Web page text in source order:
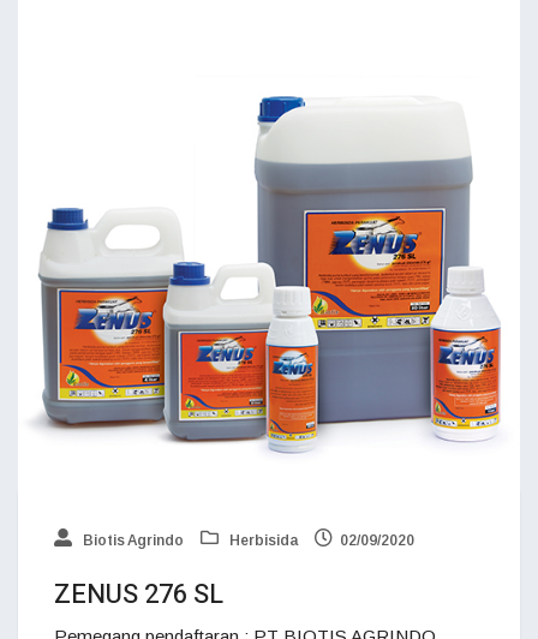
Biotis Agrindo Herbisida 02/09/2020
ZENUS 276 SL